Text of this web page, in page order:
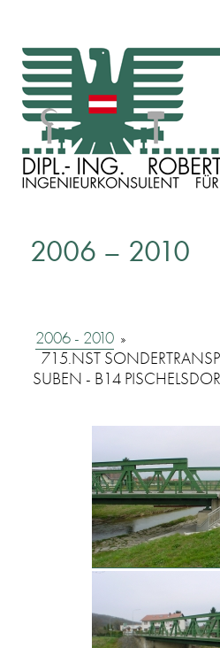
2006 – 2010
2006 - 2010 »
715.NST
SUBEN - B14